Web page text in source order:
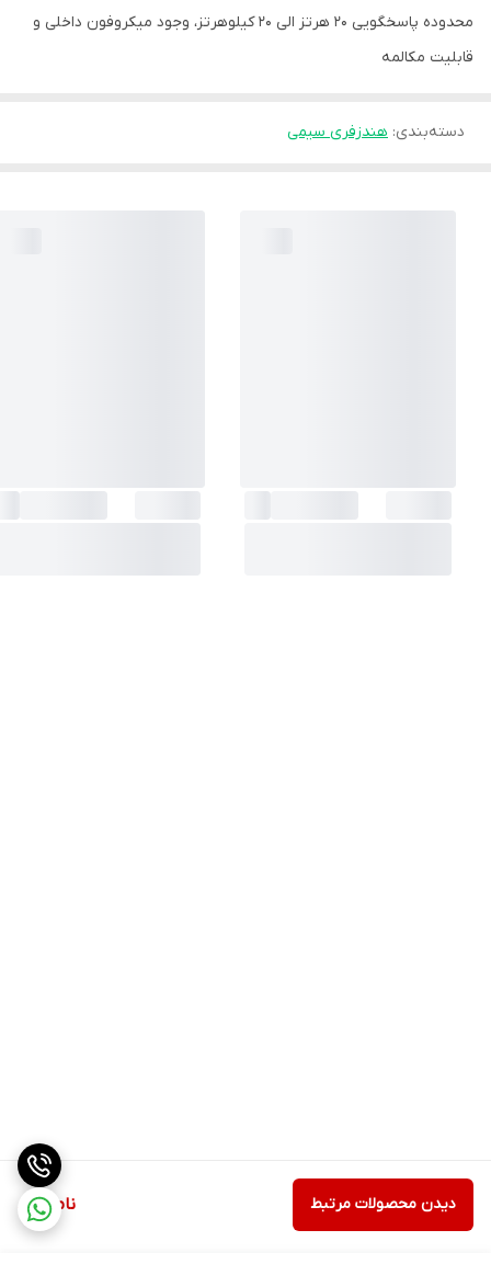
ناموجود دیدن محصولات مرتبط
محدوده پاسخگویی ۲۰ هرتز الی ۲۰ کیلوهرتز، وجود میکروفون داخلی و
قابلیت مکالمه
دسته‌بندی: هندزفری سیمی